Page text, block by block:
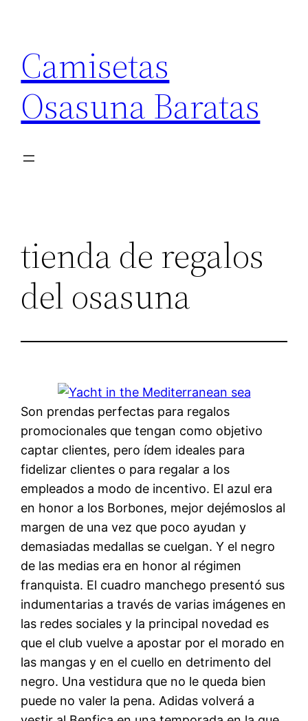
contenido
Camisetas
Osasuna Baratas
tienda de regalos
del osasuna
Son prendas perfectas para regalos
promocionales que tengan como objetivo
captar clientes, pero ídem ideales para
fidelizar clientes o para regalar a los
empleados a modo de incentivo. El azul era
en honor a los Borbones, mejor dejémoslos al
margen de una vez que poco ayudan y
demasiadas medallas se cuelgan. Y el negro
de las medias era en honor al régimen
franquista. El cuadro manchego presentó sus
indumentarias a través de varias imágenes en
las redes sociales y la principal novedad es
que el club vuelve a apostar por el morado en
las mangas y en el cuello en detrimento del
negro. Una vestidura que no le queda bien
puede no valer la pena. Adidas volverá a